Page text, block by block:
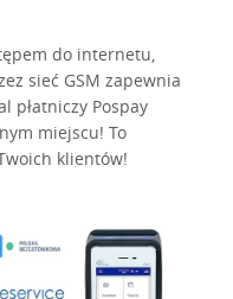
do internetu,
sieć GSM zapewnia
płatniczy Pospay
miejscu! To
klientów!